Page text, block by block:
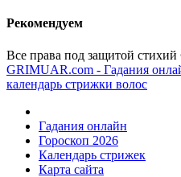
Рекомендуем
Все права под защитой
GRIMUAR.com - Гадания
календарь стрижки волос
Гадания онлайн
Гороскоп 2026
Календарь стрижек
Карта сайта